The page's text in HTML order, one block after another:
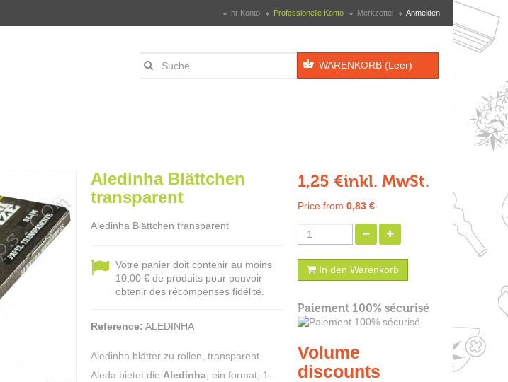
Ihr Konto Professionelle Konto Merkzettel Anmelden
WARENKORB (Leer)
Aledinha Blättchen
transparent
Aledinha Blättchen transparent
Votre panier doit contenir au moins
10,00 € de produits pour pouvoir
obtenir des récompenses fidélité.
Reference: ALEDINHA
Aledinha blätter zu rollen, transparent
Aleda bietet die Aledinha , ein format, 1-
1,25 €inkl. MwSt.
Price from 0,83 €
In den Warenkorb
Paiement 100% sécurisé
Volume
discounts